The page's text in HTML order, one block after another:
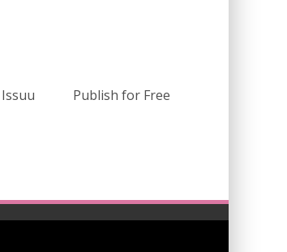
Issuu Publish for Free